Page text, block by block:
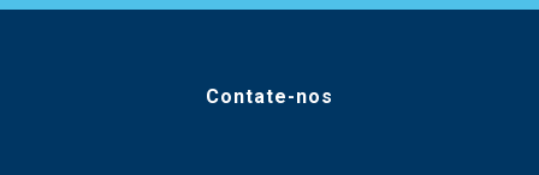
Contate-nos